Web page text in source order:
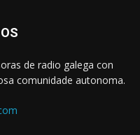
de radio galega con
comunidade autonoma.